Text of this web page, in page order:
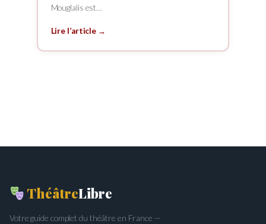
Mouglalis est…
Lire l’article →
ThéâtreLibre
Votre guide complet du théâtre en France —